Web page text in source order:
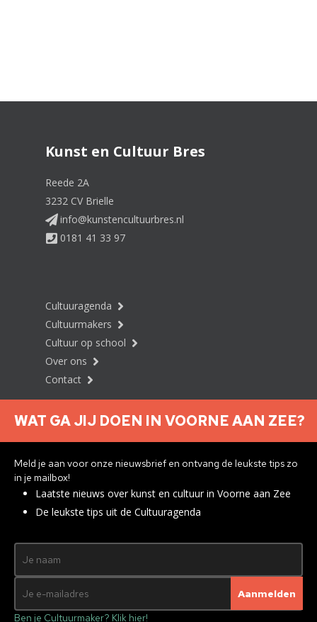
Kunst en Cultuur Bres
Reede 2A
3232 CV Brielle
info@kunstencultuurbres.nl
0181 41 33 97
Cultuuragenda
Cultuurmakers
Cultuur op school
Over ons
Contact
Nieuwsbrief aanmelden
Privacyverklaring
agency Brendly&Mad Pack
WAT GA JIJ DOEN IN VOORNE AAN ZEE?
Meld je aan voor onze nieuwsbrief en ontvang de leukste tips zo
in je mailbox!
Laatste nieuws over kunst en cultuur in Voorne aan Zee
De leukste tips uit de Cultuuragenda
Ben je Cultuurmaker? Klik hier!